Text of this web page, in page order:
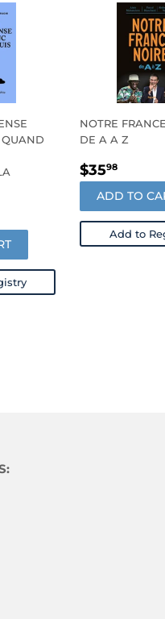
QUAND
NOTRE
DE A A Z
REGULAR
PRICE
$3598
ADD TO
Add to